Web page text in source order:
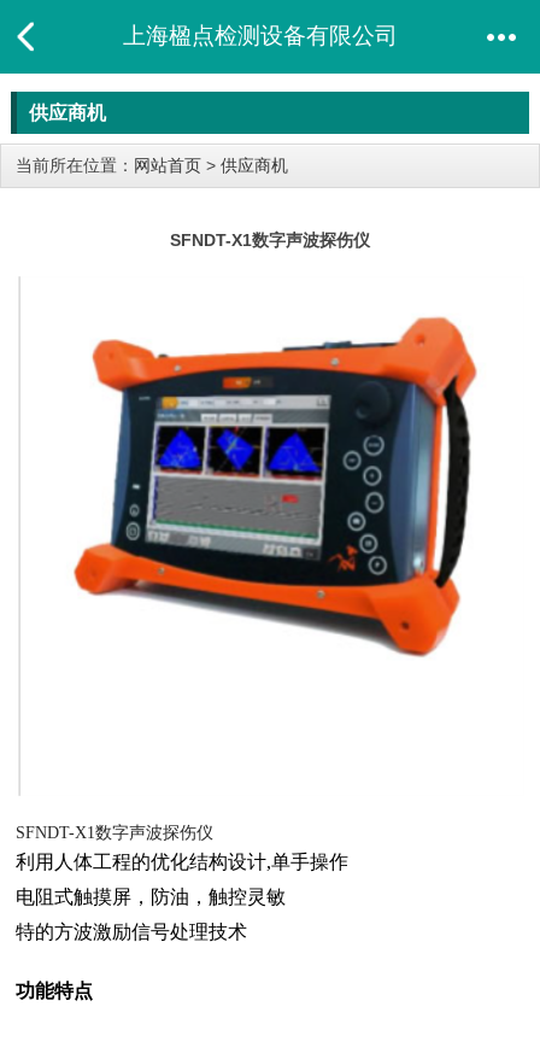
上海楹点检测设备有限公司
供应商机
当前所在位置： 网站首页 > 供应商机
SFNDT-X1数字声波探伤仪
SFNDT-X1数字声波探伤仪
利用人体工程的优化结构设计,单手操作
电阻式触摸屏，防油，触控灵敏
特的方波激励信号处理技术
功能特点